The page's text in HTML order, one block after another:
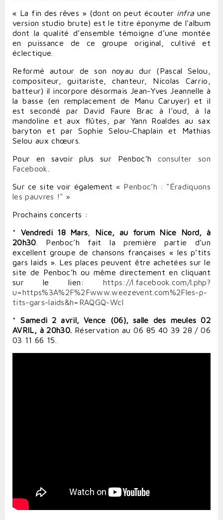
« La fin des rêves » (dont on peut écouter infra une
version studio brute) est le titre éponyme de l’album
dont la qualité d’ensemble témoigne d’une montée
en puissance de ce groupe original, cultivé et
éclectique.
Reformé autour de son noyau dur (Pascal Selou,
compositeur, guitariste, chanteur, Nicolas Carrio,
batteur) il incorpore désormais Jean-Yves Jeannelle à
la basse (en remplacement de Manu Caruyer) et il
est secondé par David Faure Brac à l’oud, à la
mandoline et aux flûtes, par Yann Roaldes au sax
baryton et par Sophie Selou-Chaplain et Mathias
Selou aux chœurs.
Pour en savoir plus sur Penboc’h consulter son
Facebook
Sur ce site voir également « Penboc’h : "Éradiquons
les pauvres !" »
Prochains concerts :
* Vendredi 18 Mars
Nice, au forum Nice Nord, à
20h30 . Penboc’h fait la première partie d’un
excellent groupe de chansons françaises « les p’tits
gars laids ». Les places peuvent être achetées sur le
site de Penboc’h ou même directement en cliquant
sur le lien:
https://l.facebook.com/l.php?
u=https%3A%2F%2Fwww.weezevent.com%2Fles-p-
tits-gars-laids&h=RAQGQ-WcI
*Samedi 2 avril, Vence (06), salle des meules 02
AVRIL, à 20h30. Réservation au 06 85 40 39 28 / 06
03 11 66 15.